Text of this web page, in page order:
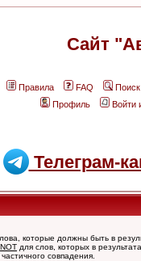
Сайт
Правила FAQ
Поиск
Профиль
Войти
Телеграм-
которые должны быть в
NOT для слов, которых в
совпадения.